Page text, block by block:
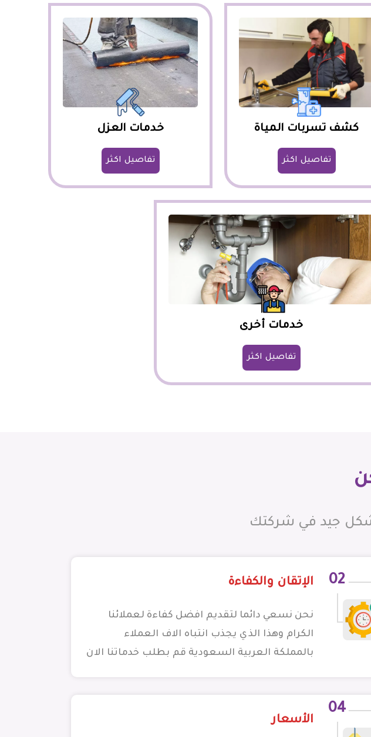
كشف تسربات المياة
تفاصيل اكثر
خدمات العزل
تفاصيل اكثر
خدمات أخرى
تفاصيل اكثر
جيد في شركتك
02 الإتقان والكفاءة
نحن نسعي دائما لتقديم افضل كفاءة لعملائنا
الكرام وهذا الذي يجذب انتباه الاف العملاء
بالمملكة العربية السعودية قم بطلب خدماتنا الان
04
الأسعار